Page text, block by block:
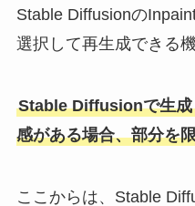
Stable Diffusionの
選択して再生成できる機
Stable Diffusionで生成
感がある場合、部分を
ここからは、Stable